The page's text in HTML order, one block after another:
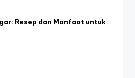
Resep dan Manfaat untuk